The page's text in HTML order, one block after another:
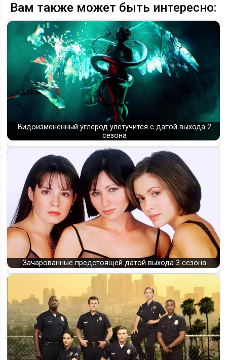
Вам также может быть интересно:
Видоизмененный углерод улетучится с датой выхода 2
сезона
Зачарованные предстоящей датой выхода 3 сезона